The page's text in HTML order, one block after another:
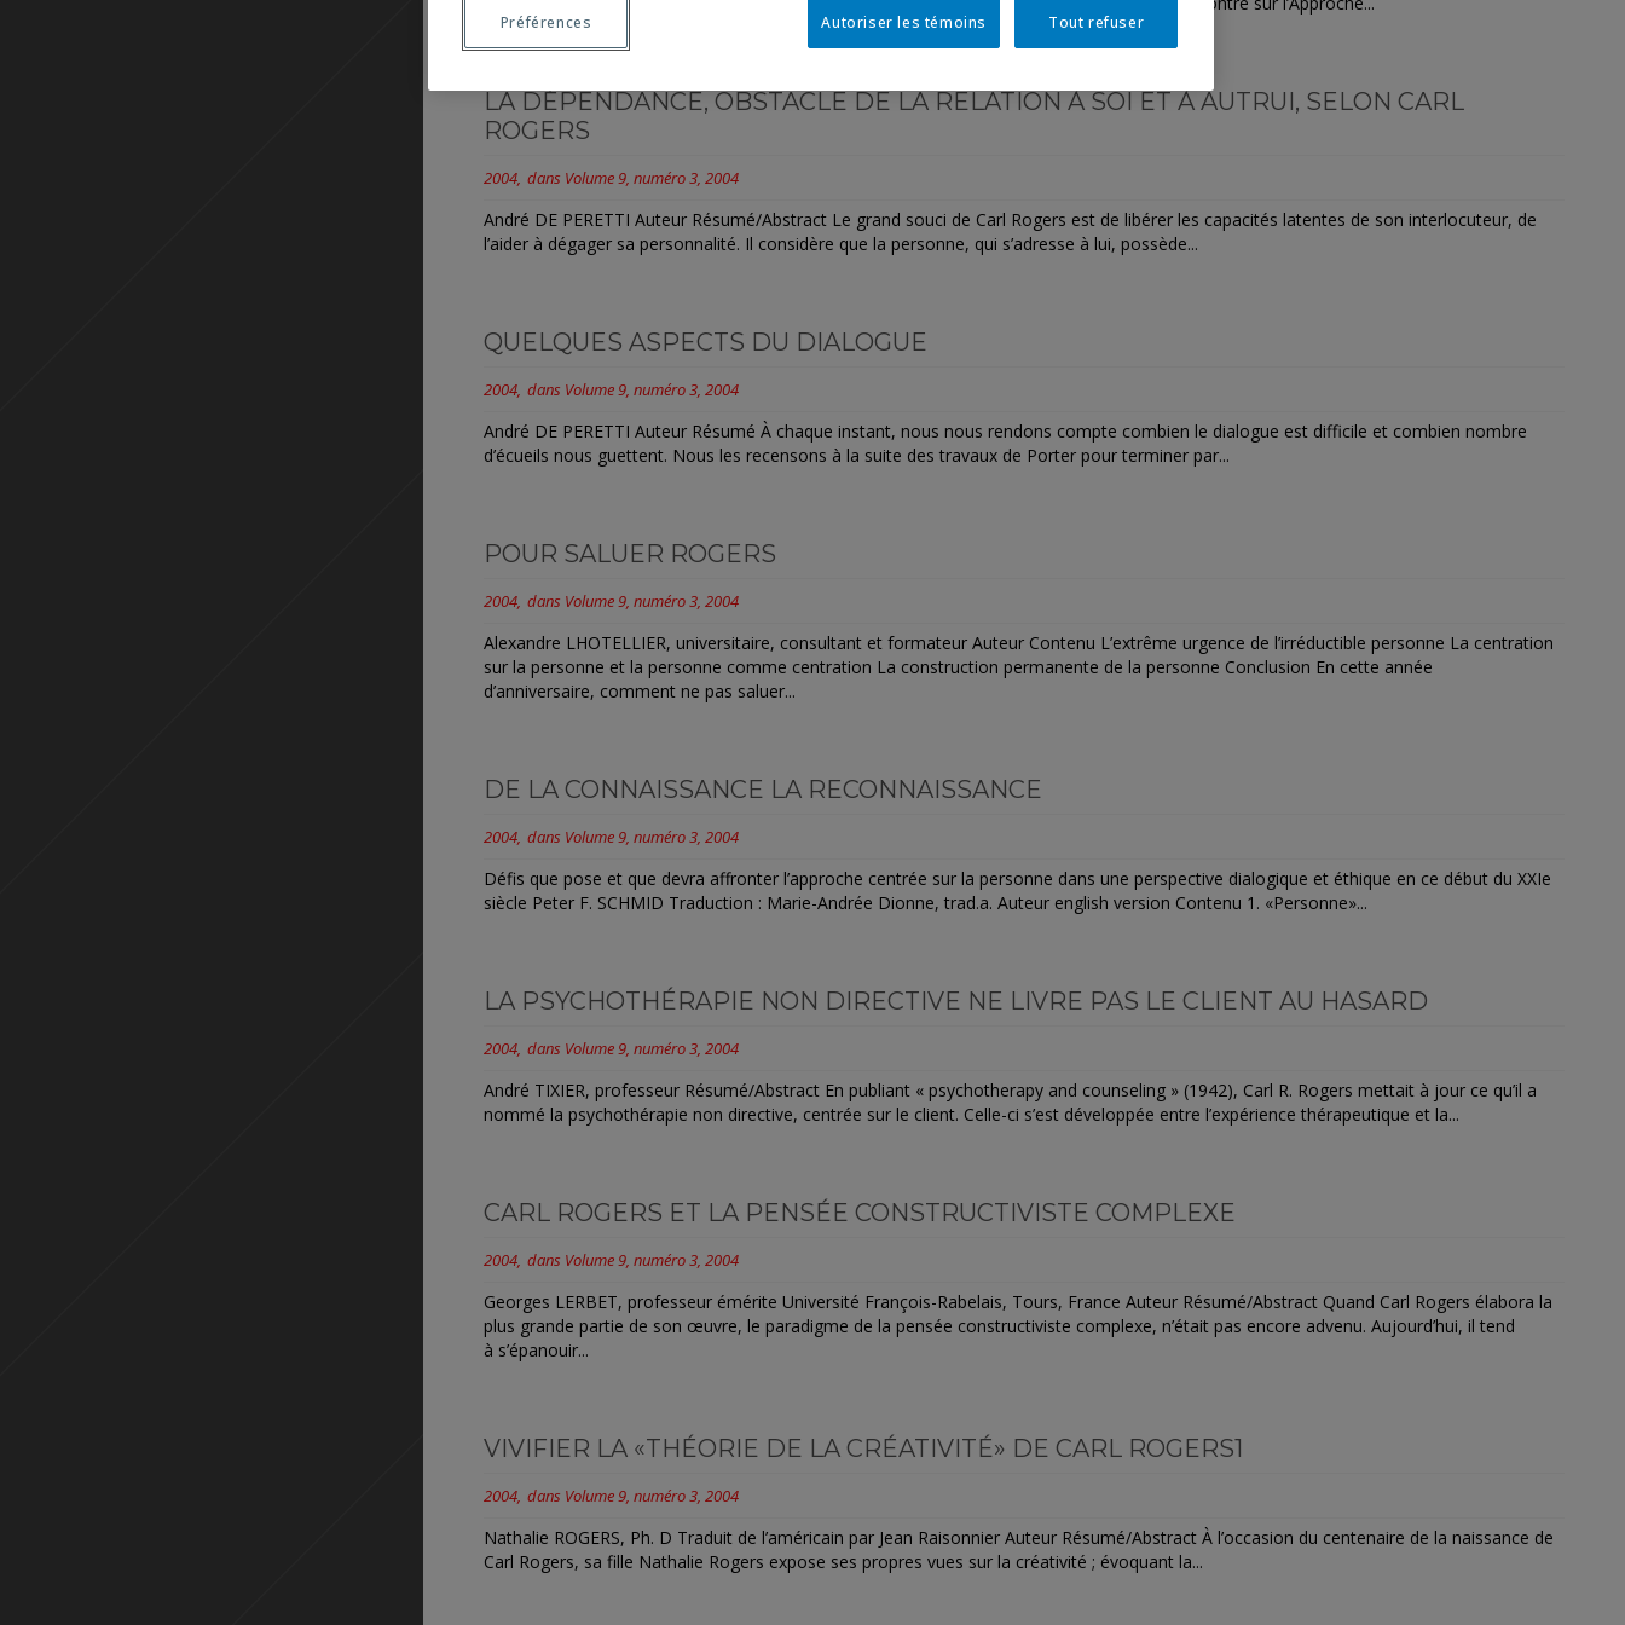
LA DÉPENDANCE, OBSTACLE DE LA RELATION À SOI ET À AUTRUI, SELON CARL
ROGERS
2004 dans Volume 9, numéro 3, 2004
André DE PERETTI Auteur Résumé/Abstract Le grand souci de Carl Rogers est de libérer les capacités latentes de son interlocuteur, de
l’aider à dégager sa personnalité. Il considère que la personne, qui s’adresse à lui, possède...
QUELQUES ASPECTS DU DIALOGUE
2004 dans Volume 9, numéro 3, 2004
André DE PERETTI Auteur Résumé À chaque instant, nous nous rendons compte combien le dialogue est difficile et combien nombre
d’écueils nous guettent. Nous les recensons à la suite des travaux de Porter pour terminer par...
POUR SALUER ROGERS
2004 dans Volume 9, numéro 3, 2004
Alexandre LHOTELLIER, universitaire, consultant et formateur Auteur Contenu L’extrême urgence de l’irréductible personne La centration
sur la personne et la personne comme centration La construction permanente de la personne Conclusion En cette année
d’anniversaire, comment ne pas saluer...
DE LA CONNAISSANCE LA RECONNAISSANCE
2004 dans Volume 9, numéro 3, 2004
Défis que pose et que devra affronter l’approche centrée sur la personne dans une perspective dialogique et éthique en ce début du XXIe
siècle Peter F. SCHMID Traduction : Marie-Andrée Dionne, trad.a. Auteur english version Contenu 1. «Personne»...
LA PSYCHOTHÉRAPIE NON DIRECTIVE NE LIVRE PAS LE CLIENT AU HASARD
2004 dans Volume 9, numéro 3, 2004
André TIXIER, professeur Résumé/Abstract En publiant « psychotherapy and counseling » (1942), Carl R. Rogers mettait à jour ce qu’il a
nommé la psychothérapie non directive, centrée sur le client. Celle-ci s’est développée entre l’expérience thérapeutique et la...
CARL ROGERS ET LA PENSÉE CONSTRUCTIVISTE COMPLEXE
2004 dans Volume 9, numéro 3, 2004
Georges LERBET, professeur émérite Université François-Rabelais, Tours, France Auteur Résumé/Abstract Quand Carl Rogers élabora la
plus grande partie de son œuvre, le paradigme de la pensée constructiviste complexe, n’était pas encore advenu. Aujourd’hui, il tend
à s’épanouir...
VIVIFIER LA «THÉORIE DE LA CRÉATIVITÉ» DE CARL ROGERS1
2004 dans Volume 9, numéro 3, 2004
Nathalie ROGERS, Ph. D Traduit de l’américain par Jean Raisonnier Auteur Résumé/Abstract À l’occasion du centenaire de la naissance de
Carl Rogers, sa fille Nathalie Rogers expose ses propres vues sur la créativité ; évoquant la...
Tout refuser
Autoriser les témoins
Préférences